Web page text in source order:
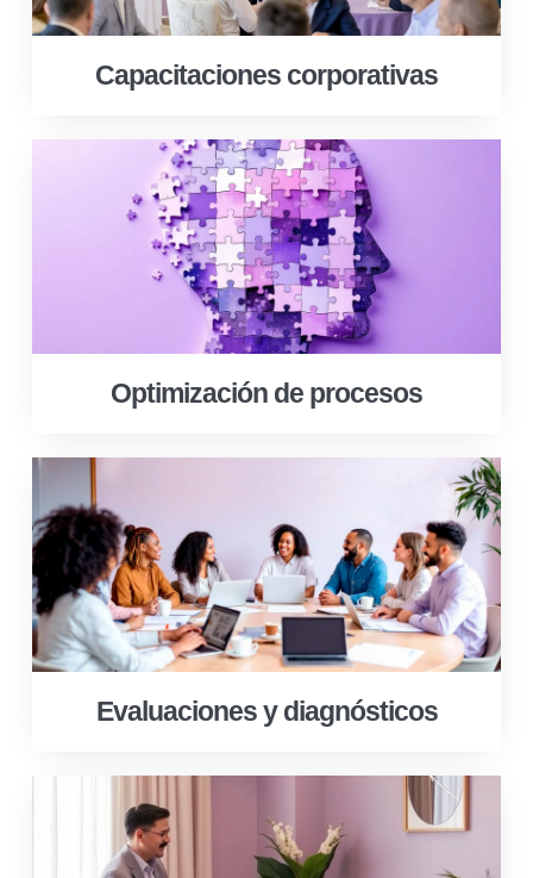
Capacitaciones corporativas
Optimización de procesos
Evaluaciones y diagnósticos